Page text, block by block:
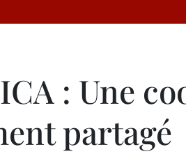
: Une
partagé